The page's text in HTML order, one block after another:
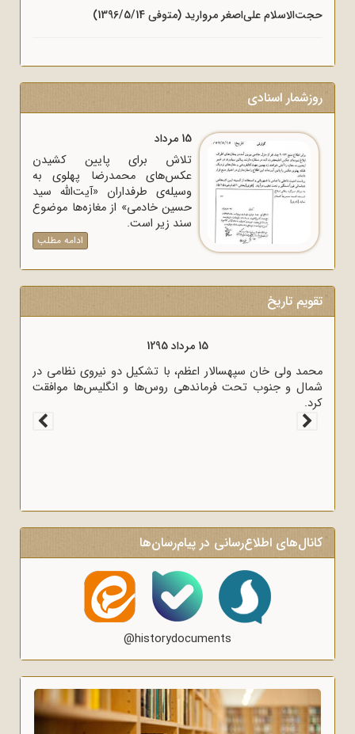
حجت‌الاسلام علی‌اصغر مروارید (متوفی 1396/5/14)
روزشمار اسنادی
15 مرداد
تلاش برای پایین کشیدن
عکس‌های محمدرضا پهلوی به
وسیله‌ی طرفداران «آیت‌الله سید
حسین خادمی» از مغازه‌ها موضوع
سند زیر است.
ادامه مطلب
تقویم تاریخ
15 مرداد 1295
محمد ولی خان سپهسالار اعظم، با تشکیل دو نیروی نظامی در
شمال و جنوب تحت فرماندهی روس‌ها و انگلیس‌ها موافقت
کرد.
کانال‌های اطلاع‌رسانی در پیام‌رسان‌ها
@historydocuments